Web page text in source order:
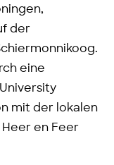
der
eine
mit der lokalen
en Feer